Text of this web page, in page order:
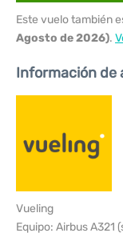
Este vuelo también
Agosto de 2026).
Información de
Vueling
Equipo: Airbus A321